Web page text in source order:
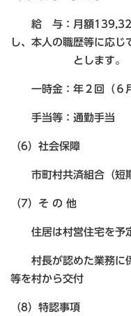
給 与：月額139,320
し、本人の職歴等に応じ
とします。
一時金：年２回（６
手当等：通勤手当
（6）社会保障
市町村共済組合（短期
（7）そ の 他
住居は村営住宅を予定
村長が認めた業務に係
等を村から交付
（8）特認事項